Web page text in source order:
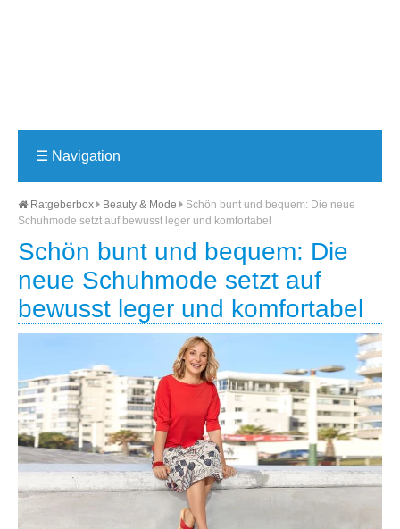
☰ Navigation
Ratgeberbox Beauty & Mode
Schön bunt und bequem: Die neue
Schuhmode setzt auf bewusst leger und komfortabel
Schön bunt und bequem: Die
neue Schuhmode setzt auf
bewusst leger und komfortabel